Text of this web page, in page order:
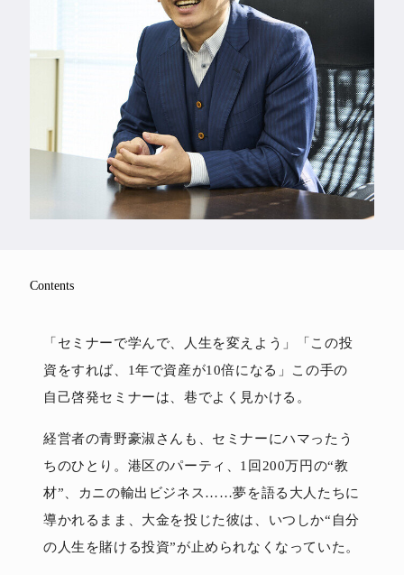
Contents
「セミナーで学んで、人生を変えよう」「この投
資をすれば、1年で資産が10倍になる」この手の
自己啓発セミナーは、巷でよく見かける。
経営者の青野豪淑さんも、セミナーにハマったう
ちのひとり。港区のパーティ、1回200万円の“教
材”、カニの輸出ビジネス……夢を語る大人たちに
導かれるまま、大金を投じた彼は、いつしか“自分
の人生を賭ける投資”が止められなくなっていた。